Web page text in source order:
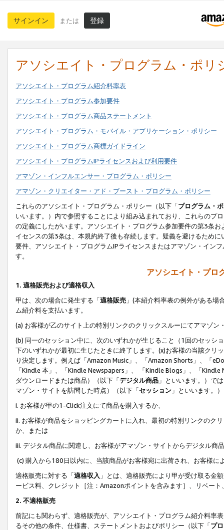
サインイン または 登録
アソシエイト・プログラム・ポリ
アソシエイト・プログラム紹介料率表
アソシエイト・プログラム参加要件
アソシエイト・プログラム商品ステートメント
アソシエイト・プログラム・モバイル・アプリケーション・ポリシー
アソシエイト・プログラム商標ガイドライン
アソシエイト・プログラムIPライセンスおよび利用要件
アマゾン・インフルエンサー・プログラム・ポリシー
アマゾン・クリエイター・アド・ブースト・プログラム・ポリシー
これらのアソシエイト・プログラム・ポリシー（以下「プログラム・
いいます。）内で参照することにより組み込まれており、これらのプ
の定義にしたがいます。アソシエイト・プログラム参加要件の第3条
イセンスの第3条は、本規約終了後も存続します。疑義を避けるため
要件、アソシエイト・プログラムIPライセンスまたはアマゾン・イン
す。
アソシエイト・プロ
1. 適格販売および適格収入
甲は、次の場合に発生する「適格販売 」(本紹介料率表の例外がある
ム紹介料を支払います。
(a) お客様が乙のサイト上の特別リンクのクリックスルーにてアマゾン
(b) 同一のセッション中に、次のいずれかが生じること（1回のセッシ
下のいずれかが最初に生じたときに終了します。(x)お客様の当該ク
り決定します。例えば「Amazon Music」、「Amazon Shorts」、「
「Kindle 本」、「Kindle Newspapers」、 「Kindle Blogs」、「
ダウンロードまたは商品）（以下「デジタル商品 」といいます。）で
マゾン・サイトを訪問した時点）（以下「セッション 」といいます。
i. お客様が甲の1-Click注文にて商品を購入するか、
ii. お客様が商品をショッピングカートに入れ、最初の特別リンクのク
か、または
iii. デジタル商品に関連し、お客様がアマゾン・サイトからデジタル
(c) 購入から180日以内に、当該商品がお客様宛に出荷され、お客様
適格販売に対する「適格収入 」とは、適格販売により甲が受け取る金
ービス料、クレジット［注：Amazonポイントを含みます］、リベー
2. 不適格販売
前記にも関わらず、適格販売が、アソシエイト・プログラム紹介料率
るその他の条件、仕様書、ステートメントおよびポリシー（以下「プ